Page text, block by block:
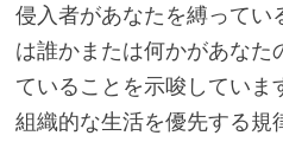
侵入者があなたを縛ってい
は誰かまたは何かがあなた
ていることを示唆していま
組織的な生活を優先する規